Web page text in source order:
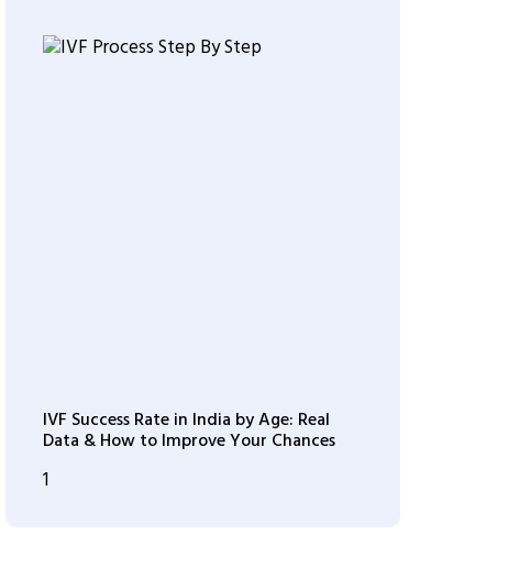
IVF Success Rate in India by Age: Real
Data & How to Improve Your Chances